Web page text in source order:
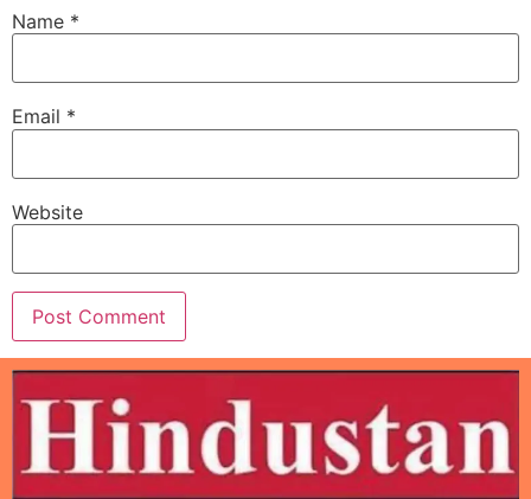
Name *
Email *
Website